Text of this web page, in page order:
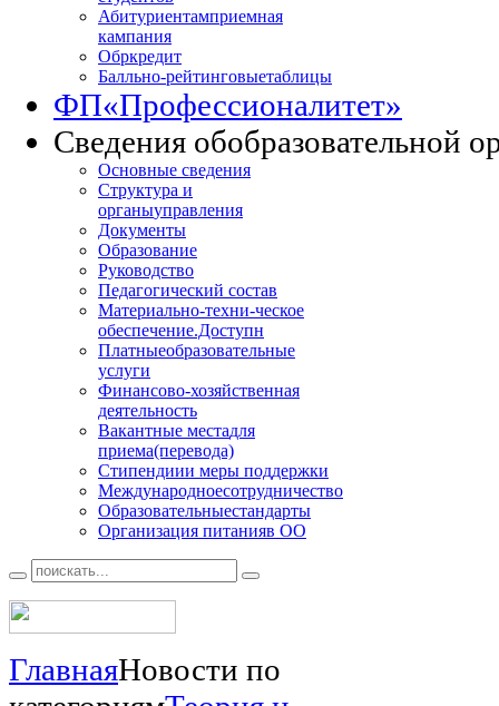
Абитуриентамприемная
кампания
Обркредит
Балльно-рейтинговыетаблицы
ФП«Профессионалитет»
Сведения обобразовательной
Основные сведения
Структура и
органыуправления
Документы
Образование
Руководство
Педагогический состав
Материально-техни-ческое
обеспечение.Доступн
Платныеобразовательные
услуги
Финансово-хозяйственная
деятельность
Вакантные местадля
приема(перевода)
Стипендиии меры поддержки
Международноесотрудничество
Образовательныестандарты
Организация питанияв ОО
ГлавнаяНовости по